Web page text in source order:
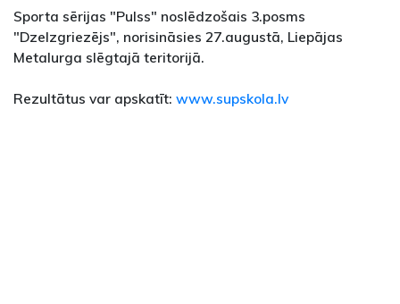
Sporta sērijas "Pulss" noslēdzošais 3.posms
"Dzelzgriezējs", norisināsies 27.augustā, Liepājas
Metalurga slēgtajā teritorijā.
Rezultātus var apskatīt: www.supskola.lv